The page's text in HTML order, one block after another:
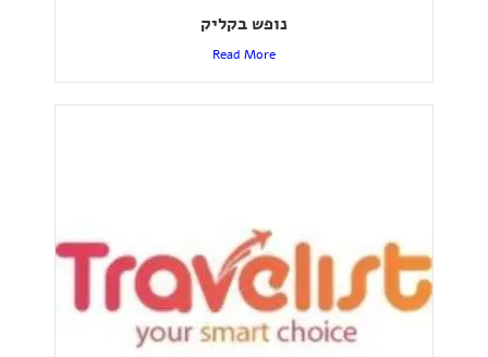
נופש בקליק
Read More